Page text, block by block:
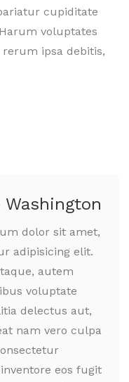
cupiditate
voluptates
ipsa debitis,
Washington
dolor sit amet,
adipisicing elit.
autem
voluptate
delectus aut,
nam vero culpa
eos fugit